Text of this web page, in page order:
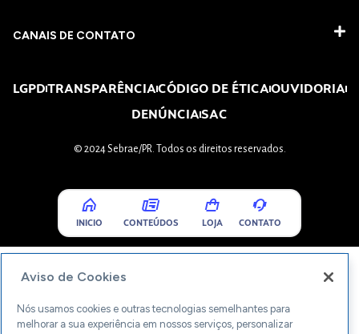
CANAIS DE CONTATO
LGPDTRANSPARÊNCIACÓDIGO DE ÉTICAOUVIDORIA
DENÚNCIASAC
© 2024 Sebrae/PR. Todos os direitos reservados.
INICIO CONTEÚDOS LOJA CONTATO
Aviso de Cookies
Nós usamos cookies e outras tecnologias semelhantes para
melhorar a sua experiência em nossos serviços, personalizar